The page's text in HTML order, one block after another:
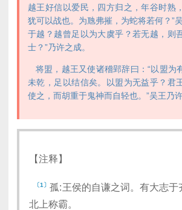
越王好信以爱民，四方归之，年谷时熟
犹可以战也。为虺弗摧，为蛇将若何？”
于越？越曾足以为大虞乎？若无越，则
士？”乃许之成。
将盟，越王又使诸稽郢辞曰：“以盟为
未乾，足以结信矣。以盟为无益乎？君
使之，而胡重于鬼神而自轻也。”吴王乃
【注释】
〔1〕 孤:王侯的自谦之词。有大志于
北上称霸。